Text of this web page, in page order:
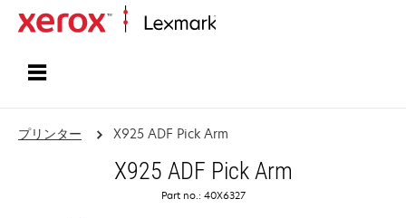
プリンター X925 ADF Pick Arm
X925 ADF Pick Arm
Part no.: 40X6327